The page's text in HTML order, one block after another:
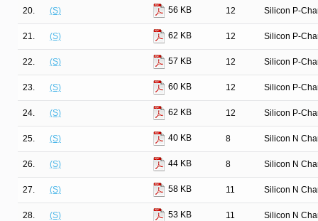
20. (S) 56 KB 12 Silicon P-
21. (S) 62 KB 12 Silicon P-
22. (S) 57 KB 12 Silicon P-
23. (S) 60 KB 12 Silicon P-
24. (S) 62 KB 12 Silicon P-
25. (S) 40 KB 8 Silicon N
26. (S) 44 KB 8 Silicon N
27. (S) 58 KB 11 Silicon N
28. (S) 53 KB 11 Silicon N